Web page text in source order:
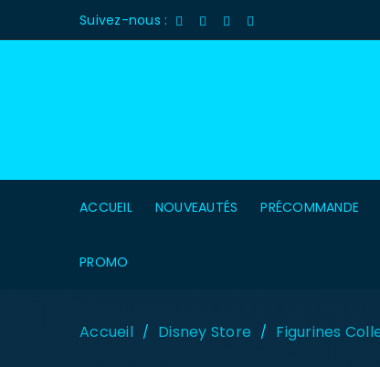
Suivez-nous :
ACCUEIL NOUVEAUTÉS PRÉCOMMANDE
PROMO
Accueil / Disney Store / Figurines